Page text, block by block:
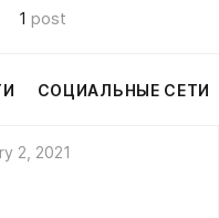
1 post
СОЦИАЛЬНЫЕ СЕТИ
2, 2021